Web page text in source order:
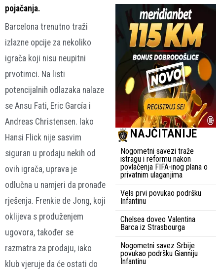
pojačanja.
Barcelona trenutno traži
izlazne opcije za nekoliko
igrača koji nisu neupitni
prvotimci. Na listi
potencijalnih odlazaka nalaze
se Ansu Fati, Eric García i
Andreas Christensen. Iako
Hansi Flick nije sasvim
siguran u prodaju nekih od
ovih igrača, uprava je
odlučna u namjeri da pronađe
rješenja. Frenkie de Jong, koji
oklijeva s produženjem
ugovora, također se
razmatra za prodaju, iako
klub vjeruje da će ostati do
NAJČITANIJE
Nogometni savezi traže
istragu i reformu nakon
povlačenja FIFA-inog plana o
privatnim ulaganjima
Vels prvi povukao podršku
Infantinu
Chelsea doveo Valentina
Barca iz Strasbourga
Nogometni savez Srbije
povukao podršku Gianniju
Infantinu